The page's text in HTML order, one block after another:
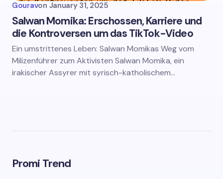
Gouravon January 31, 2025
Salwan Momika: Erschossen, Karriere und
die Kontroversen um das TikTok-Video
Ein umstrittenes Leben: Salwan Momikas Weg vom
Milizenführer zum Aktivisten Salwan Momika, ein
irakischer Assyrer mit syrisch-katholischem…
Promi Trend